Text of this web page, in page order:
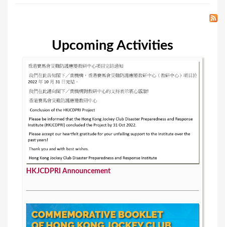
Upcoming Activities
HKJCDPRI Announcement